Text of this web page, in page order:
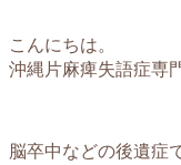
こんにちは。
沖縄片麻痺失語症専
脳卒中などの後遺症